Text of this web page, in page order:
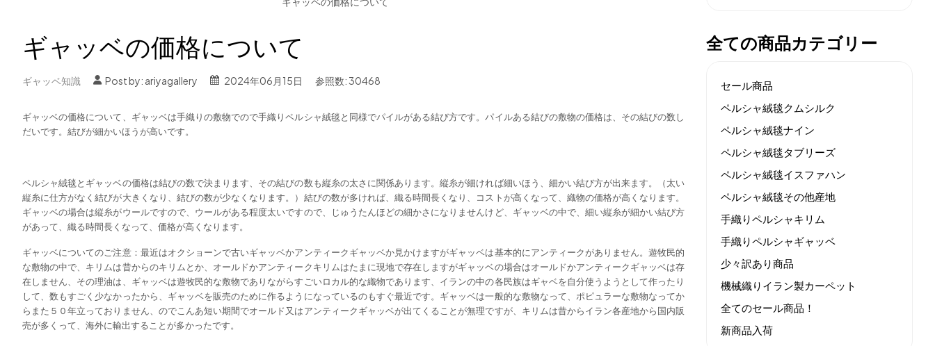
ギャッベの価格について
ギャッベ知識 Post by: ariyagallery 2024年06月15日 参照数: 30468
ギャッベの価格について、ギャッベは手織りの敷物でので手織りペルシャ絨毯と同様でパイルがある結び方です。パイルある結びの敷物の価格は、その結びの数し
だいです。結びが細かいほうが高いです。
ペルシャ絨毯とギャッベの価格は結びの数で決まります、その結びの数も縦糸の太さに関係あります。縦糸が細ければ細いほう、細かい結び方が出来ます。（太い
縦糸に仕方がなく結びが大きくなり、結びの数が少なくなります。）結びの数が多ければ、織る時間長くなり、コストが高くなって、織物の価格が高くなります。
ギャッベの場合は縦糸がウールですので、ウールがある程度太いですので、じゅうたんほどの細かさになりませんけど、ギャッベの中で、細い縦糸が細かい結び方
があって、織る時間長くなって、価格が高くなります。
ギャッベについてのご注意：最近はオクショーンで古いギャッベかアンティークギャッベか見かけますがギャッベは基本的にアンティークがありません。遊牧民的
な敷物の中で、キリムは昔からのキリムとか、オールドかアンティークキリムはたまに現地で存在しますがギャッベの場合はオールドかアンティークギャッベは存
在しません、その理油は、ギャッベは遊牧民的な敷物でありながらすごいロカル的な織物であります、イランの中の各民族はギャベを自分使うようとして作ったり
して、数もすごく少なかったから、ギャッベを販売のために作るようになっているのもすぐ最近です。ギャッベは一般的な敷物なって、ポピュラーな敷物なってか
らまた５０年立っておりません、のでこんあ短い期間でオールド又はアンティークギャッベが出てくることが無理ですが、キリムは昔からイラン各産地から国内販
売が多くって、海外に輸出することが多かったです。
全ての商品カテゴリー
セール商品
ペルシャ絨毯クムシルク
ペルシャ絨毯ナイン
ペルシャ絨毯タブリーズ
ペルシャ絨毯イスファハン
ペルシャ絨毯その他産地
手織りペルシャキリム
手織りペルシャギャッベ
少々訳あり商品
機械織りイラン製カーペット
全てのセール商品！
新商品入荷